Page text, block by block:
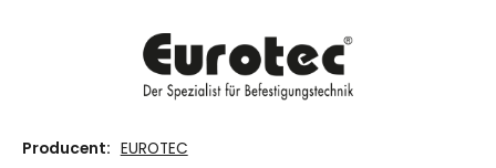
Producent: EUROTEC